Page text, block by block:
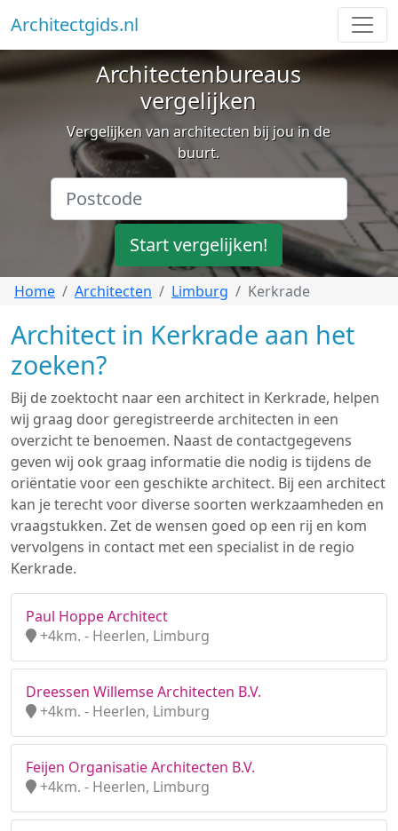
Architectgids.nl
Architectenbureaus
vergelijken
Vergelijken van architecten bij jou in de
buurt.
Start vergelijken!
Home Architecten Limburg Kerkrade
Architect in Kerkrade aan het
zoeken?
Bij de zoektocht naar een architect in Kerkrade, helpen
wij graag door geregistreerde architecten in een
overzicht te benoemen. Naast de contactgegevens
geven wij ook graag informatie die nodig is tijdens de
oriëntatie voor een geschikte architect. Bij een architect
kan je terecht voor diverse soorten werkzaamheden en
vraagstukken. Zet de wensen goed op een rij en kom
vervolgens in contact met een specialist in de regio
Kerkrade.
Paul Hoppe Architect
+4km. - Heerlen, Limburg
Dreessen Willemse Architecten B.V.
+4km. - Heerlen, Limburg
Feijen Organisatie Architecten B.V.
+4km. - Heerlen, Limburg